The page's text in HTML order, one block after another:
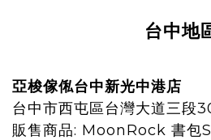
台中地
亞梭傢俬台中新光中港店
台中市西屯區台灣大道三段
販售商品: MoonRock 書包